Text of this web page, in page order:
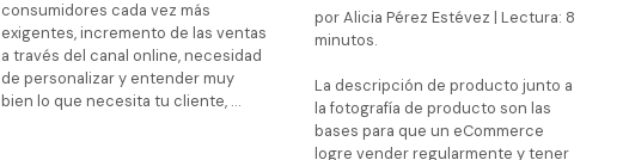
consumidores cada vez más
exigentes, incremento de las ventas
a través del canal online, necesidad
de personalizar y entender muy
bien lo que necesita tu cliente, …
por Alicia Pérez Estévez | Lectura: 8
minutos.
La descripción de producto junto a
la fotografía de producto son las
bases para que un eCommerce
logre vender regularmente y tener